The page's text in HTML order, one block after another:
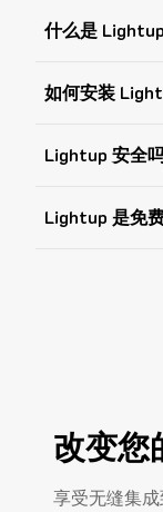
什么是
如何安装
Lightup 安全
Lightup 是免
改变您
享受无缝集